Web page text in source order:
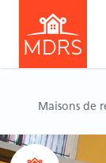
Maisons de
le carousel